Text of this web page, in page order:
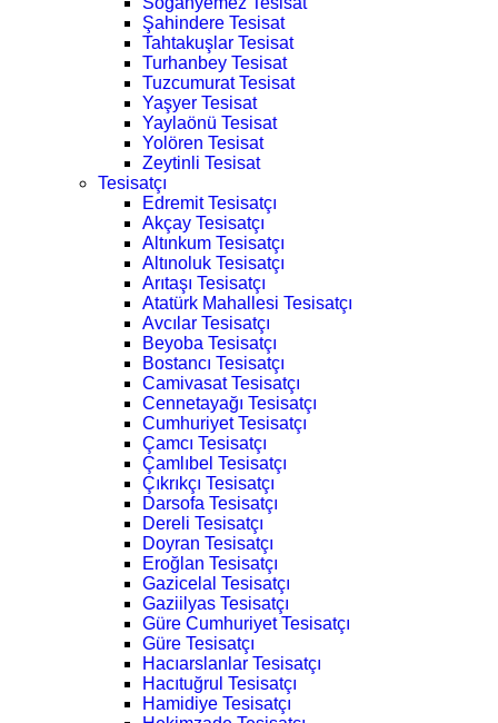
Şahindere Tesisat
Tahtakuşlar Tesisat
Turhanbey Tesisat
Tuzcumurat Tesisat
Yaşyer Tesisat
Yaylaönü Tesisat
Yolören Tesisat
Zeytinli Tesisat
Tesisatçı
Edremit Tesisatçı
Akçay Tesisatçı
Altınkum Tesisatçı
Altınoluk Tesisatçı
Arıtaşı Tesisatçı
Atatürk Mahallesi Tesisatçı
Avcılar Tesisatçı
Beyoba Tesisatçı
Bostancı Tesisatçı
Camivasat Tesisatçı
Cennetayağı Tesisatçı
Cumhuriyet Tesisatçı
Çamcı Tesisatçı
Çamlıbel Tesisatçı
Çıkrıkçı Tesisatçı
Darsofa Tesisatçı
Dereli Tesisatçı
Doyran Tesisatçı
Eroğlan Tesisatçı
Gazicelal Tesisatçı
Gaziilyas Tesisatçı
Güre Cumhuriyet Tesisatçı
Güre Tesisatçı
Hacıarslanlar Tesisatçı
Hacıtuğrul Tesisatçı
Hamidiye Tesisatçı